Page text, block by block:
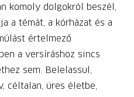
komoly dolgokról beszél,
a témát, a kórházat és a
értelmező
a versíráshoz sincs
sem. Belelassul,
céltalan, üres életbe,